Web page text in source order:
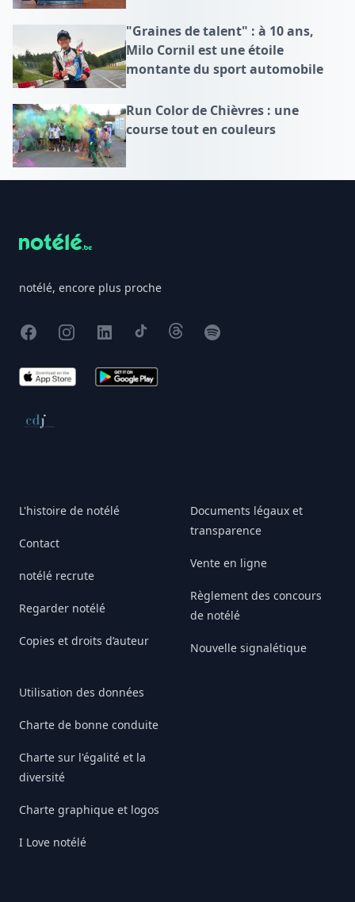
"Graines de talent" : à 10 ans,
Milo Cornil est une étoile
montante du sport automobile
Run Color de Chièvres : une
course tout en couleurs
notélé, encore plus proche
FacebookInstagram
X TikTokThreadsSpotify
App Store Google Play
Conseil de déontologie journalistique
L'histoire de notélé
Contact
notélé recrute
Regarder notélé
Copies et droits d’auteur
Utilisation des données
Charte de bonne conduite
Charte sur l'égalité et la
diversité
Charte graphique et logos
I Love notélé
Documents légaux et
transparence
Vente en ligne
Règlement des concours
de notélé
Nouvelle signalétique